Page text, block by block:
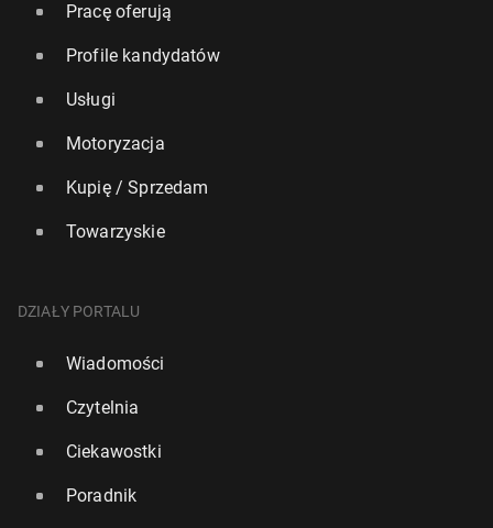
Pracę oferują
Profile kandydatów
Usługi
Motoryzacja
Kupię / Sprzedam
Towarzyskie
DZIAŁY PORTALU
Wiadomości
Czytelnia
Ciekawostki
Poradnik